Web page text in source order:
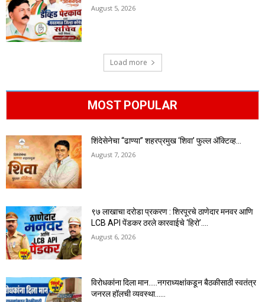
August 5, 2026
Load more
MOST POPULAR
शिंदेसेनेचा “ढाण्या” शहरप्रमुख ‘शिवा’ फुल्ल ॲक्टिव्ह…
August 7, 2026
९७ लाखाचा दरोडा प्रकरण : शिरपूरचे ठाणेदार मनवर आणि
LCB API पेंडकर ठरले कारवाईचे ‘हिरो’….
August 6, 2026
विरोधकांना दिला मान…..नगराध्यक्षांकडून बैठकीसाठी स्वतंत्र
जनरल हॉलची व्यवस्था……